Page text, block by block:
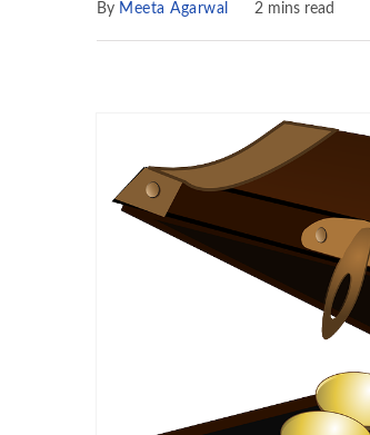
By Meeta Agarwal 2 mins read